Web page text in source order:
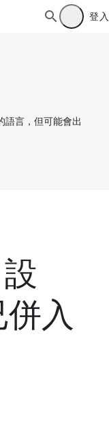
登入
語言，但可能會出
入